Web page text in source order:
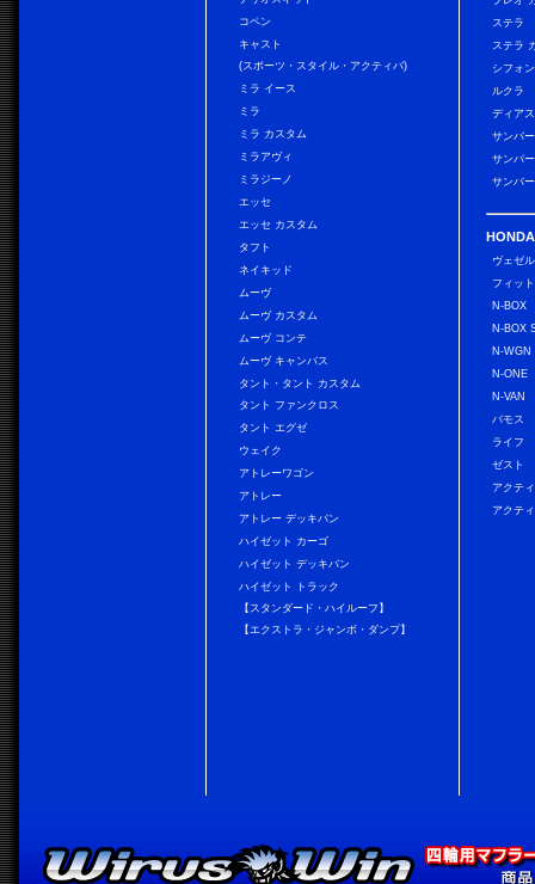
コペン
キャスト
(スポーツ・スタイル・アクティバ)
ミラ イース
ミラ
ミラ カスタム
ミラアヴィ
ミラジーノ
エッセ
エッセ カスタム
タフト
ネイキッド
ムーヴ
ムーヴ カスタム
ムーヴ コンテ
ムーヴ キャンバス
タント・タント カスタム
タント ファンクロス
タント エグゼ
ウェイク
アトレーワゴン
アトレー
アトレー デッキバン
ハイゼット カーゴ
ハイゼット デッキバン
ハイゼット トラック
【スタンダード・ハイルーフ】
【エクストラ・ジャンボ・ダンプ】
ステラ
ステラ
シフォ
ルクラ
ディア
サンバ
サンバ
サンバ
HONDA
ヴェゼル
フィット
N-BOX
N-BOX
N-WGN
N-ONE
N-VAN
バモス
ライフ
ゼスト
アクテ
アクテ